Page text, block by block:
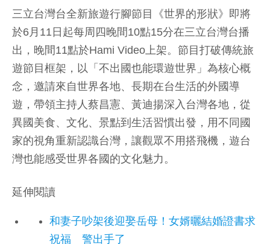
三立台灣台全新旅遊行腳節目《世界的形狀》即將
於6月11日起每周四晚間10點15分在三立台灣台播
出，晚間11點於Hami Video上架。節目打破傳統旅
遊節目框架，以「不出國也能環遊世界」為核心概
念，邀請來自世界各地、長期在台生活的外國導
遊，帶領主持人蔡昌憲、黃迪揚深入台灣各地，從
異國美食、文化、景點到生活習慣出發，用不同國
家的視角重新認識台灣，讓觀眾不用搭飛機，遊台
灣也能感受世界各國的文化魅力。
延伸閱讀
和妻子吵架後迎娶岳母！女婿曬結婚證書求
祝福 警出手了